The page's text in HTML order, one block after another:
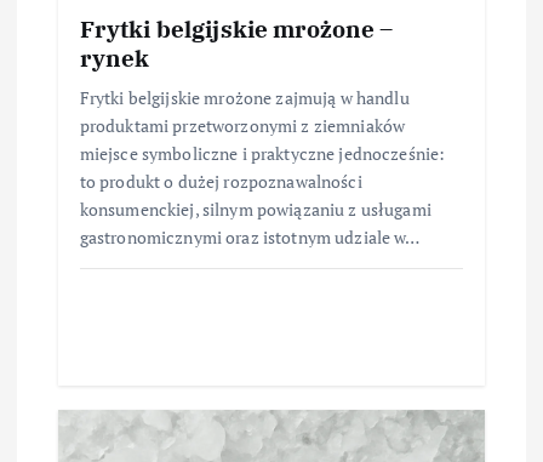
Frytki belgijskie mrożone –
rynek
Frytki belgijskie mrożone zajmują w handlu
produktami przetworzonymi z ziemniaków
miejsce symboliczne i praktyczne jednocześnie:
to produkt o dużej rozpoznawalności
konsumenckiej, silnym powiązaniu z usługami
gastronomicznymi oraz istotnym udziale w…